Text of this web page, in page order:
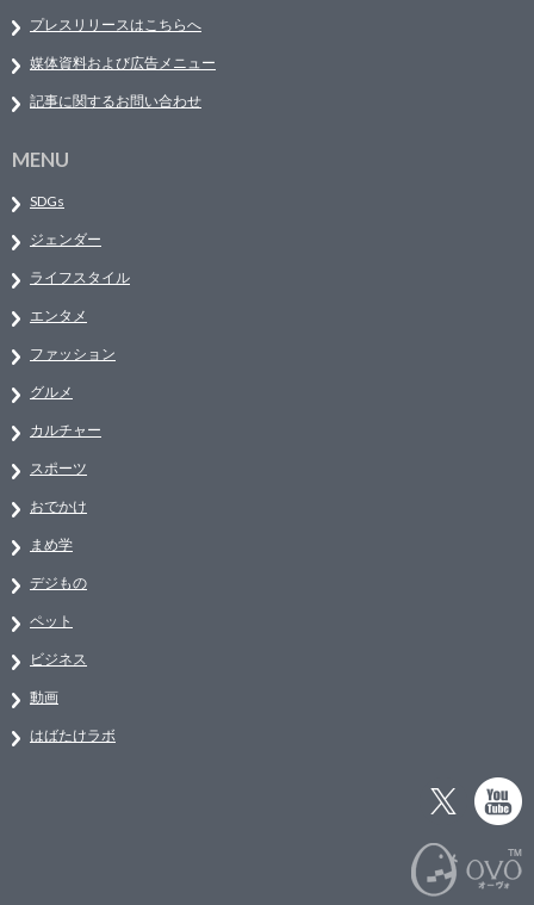
プレスリリースはこちらへ
媒体資料および広告メニュー
記事に関するお問い合わせ
MENU
SDGs
ジェンダー
ライフスタイル
エンタメ
ファッション
グルメ
カルチャー
スポーツ
おでかけ
まめ学
デジもの
ペット
ビジネス
動画
はばたけラボ